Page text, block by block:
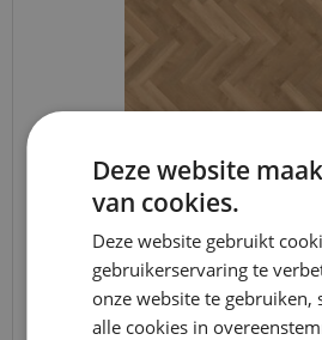
mFLOR - Parva Broad Leaf -
(Plak PVC)
BEREIKBAARHEID
In verband met de
t/m 14 augustus
bereikbaar.
Bestelling worden
Deze website
van cookies.
Deze website gebruikt
gebruikerservaring te
onze website te gebruiken,
alle cookies in